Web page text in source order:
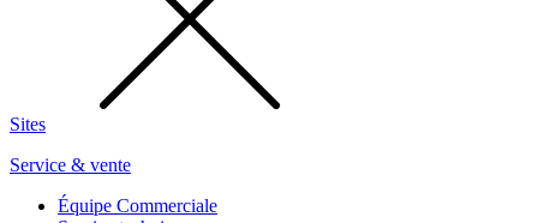
Sites
Service & vente
Équipe Commerciale